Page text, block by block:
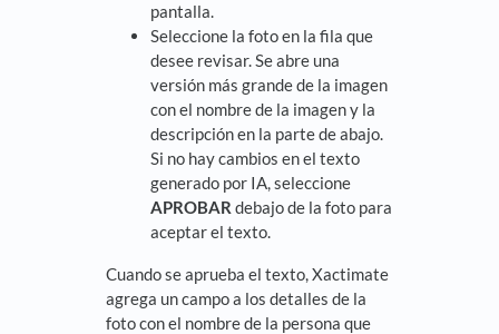
pantalla.
Seleccione la foto en la fila que
desee revisar. Se abre una
versión más grande de la imagen
con el nombre de la imagen y la
descripción en la parte de abajo.
Si no hay cambios en el texto
generado por IA, seleccione
APROBAR debajo de la foto para
aceptar el texto.
Cuando se aprueba el texto, Xactimate
agrega un campo a los detalles de la
foto con el nombre de la persona que